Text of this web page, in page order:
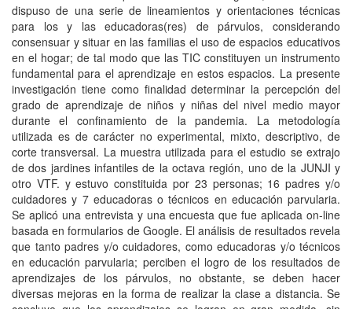
dispuso de una serie de lineamientos y orientaciones técnicas
para los y las educadoras(res) de párvulos, considerando
consensuar y situar en las familias el uso de espacios educativos
en el hogar; de tal modo que las TIC constituyen un instrumento
fundamental para el aprendizaje en estos espacios. La presente
investigación tiene como finalidad determinar la percepción del
grado de aprendizaje de niños y niñas del nivel medio mayor
durante el confinamiento de la pandemia. La metodología
utilizada es de carácter no experimental, mixto, descriptivo, de
corte transversal. La muestra utilizada para el estudio se extrajo
de dos jardines infantiles de la octava región, uno de la JUNJI y
otro VTF. y estuvo constituida por 23 personas; 16 padres y/o
cuidadores y 7 educadoras o técnicos en educación parvularia.
Se aplicó una entrevista y una encuesta que fue aplicada on-line
basada en formularios de Google. El análisis de resultados revela
que tanto padres y/o cuidadores, como educadoras y/o técnicos
en educación parvularia; perciben el logro de los resultados de
aprendizajes de los párvulos, no obstante, se deben hacer
diversas mejoras en la forma de realizar la clase a distancia. Se